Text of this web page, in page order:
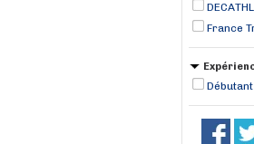
France